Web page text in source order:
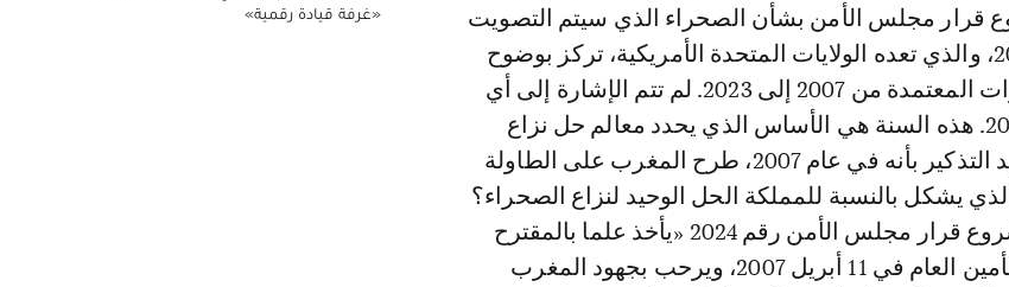
قرار مجلس الأمن بشأن الصحراء الذي سيتم التصويت
عليه يوم 30 أكتوبر 2024، والذي تعده الولايات المتحدة الأمريكية، تركز بوضوح
على تنفيذ جميع القرارات المعتمدة من 2007 إلى 2023. لم تتم الإشارة إلى أي
قرار سابق عن عام 2007. هذه السنة هي الأساس الذي يحدد معالم حل نزاع
الصحراء. هل من المفيد التذكير بأنه في عام 2007، طرح المغرب على الطاولة
يشكل بالنسبة للمملكة الحل الوحيد لنزاع الصحراء؟
فضلا عن ذلك، فإن مشروع قرار مجلس الأمن رقم 2024 «يأخذ علما بالمقترح
المغربي المقدم إلى الأمين العام في 11 أبريل 2007، ويرحب بجهود المغرب
«غرفة قيادة رقمية»